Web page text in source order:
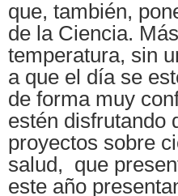
que, también,
de la Ciencia.
temperatura, sin
a que el día se
de forma muy
estén disfrutando
proyectos sobre
salud, que
este año